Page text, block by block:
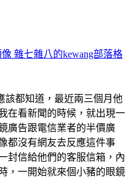
雜七雜八的kewang部落格
該都知道，最近兩三個月他
在看新聞的時候，就出現一
廣告跟電信業者的半價廣
都沒有網友去反應這件事
封信給他們的客服信箱，內
，一開始就來個小豬的眼鏡